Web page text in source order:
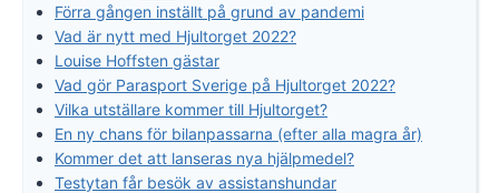
Förra gången inställt på grund av pandemi
Vad är nytt med Hjultorget 2022?
Louise Hoffsten gästar
Vad gör Parasport Sverige på Hjultorget 2022?
Vilka utställare kommer till Hjultorget?
En ny chans för bilanpassarna (efter alla magra år)
Kommer det att lanseras nya hjälpmedel?
Testytan får besök av assistanshundar